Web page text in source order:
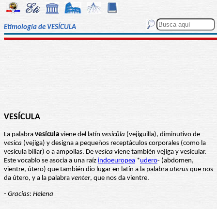
Etimología de VESÍCULA
VESÍCULA
La palabra vesícula viene del latín vesicŭla (vejiguilla), diminutivo de
vesica (vejiga) y designa a pequeños receptáculos corporales (como la
vesícula biliar) o a ampollas. De vesica viene también vejiga y vesicular.
Este vocablo se asocia a una raíz indoeuropea *udero- (abdomen,
vientre, útero) que también dio lugar en latín a la palabra uterus que nos
da útero, y a la palabra venter, que nos da vientre.
- Gracias: Helena